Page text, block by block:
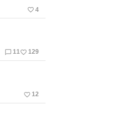
favorite_border 4
chat_bubble_outline 11favorite_border 129
favorite_border 12